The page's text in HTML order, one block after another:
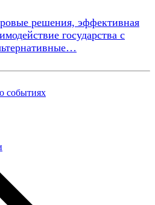
решения, эффективная
государства с